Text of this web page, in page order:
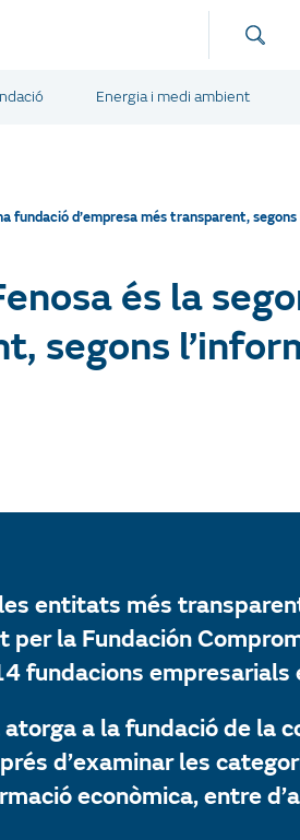
Energia i medi ambient
fundació d’empresa més transparent,
és la
segons
entitats més
la Fundación
fundacions empresarials
a la fundació de la
d’examinar les
econòmica, entre